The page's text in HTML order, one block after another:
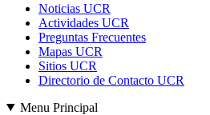
Noticias UCR
Actividades UCR
Preguntas Frecuentes
Mapas UCR
Sitios UCR
Directorio de Contacto UCR
Menu Principal